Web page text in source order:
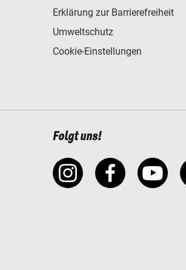
Erklärung zur Barrierefreiheit
Umweltschutz
Cookie-Einstellungen
Folgt uns!